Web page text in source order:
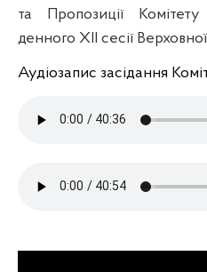
та Пропозиції
денного XII сесії
Аудіозапис засідання